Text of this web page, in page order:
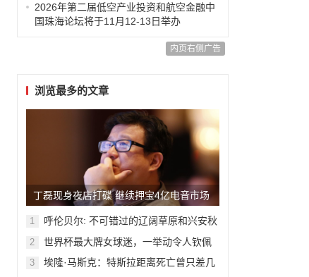
2026年第二届低空产业投资和航空金融中
国珠海论坛将于11月12-13日举办
内页右侧广告
浏览最多的文章
丁磊现身夜店打碟 继续押宝4亿电音市场
1
呼伦贝尔: 不可错过的辽阔草原和兴安秋
2 世界杯最大牌女球迷，一举动令人钦佩
3
埃隆·马斯克：特斯拉距离死亡曾只差几